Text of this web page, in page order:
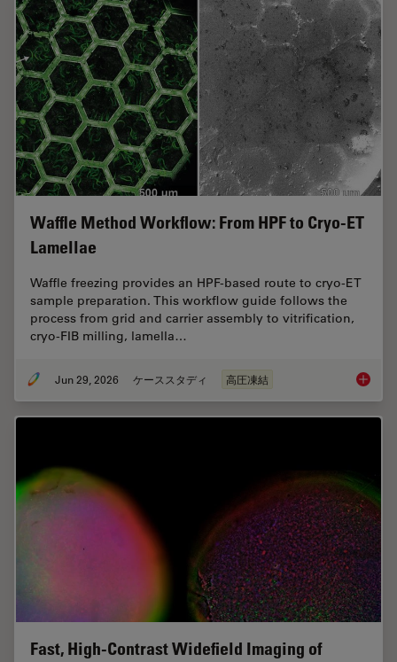
Waffle Method Workflow: From HPF to Cryo-ET
Lamellae
Waffle freezing provides an HPF-based route to cryo-ET
sample preparation. This workflow guide follows the
process from grid and carrier assembly to vitrification,
cryo-FIB milling, lamella…
Jun 29, 2026 ケーススタディ 高圧凍結 Waffle
Fast, High-Contrast Widefield Imaging of